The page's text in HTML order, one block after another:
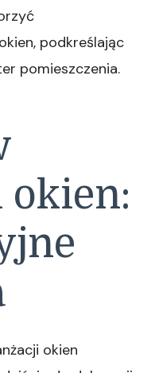
podkreślając
pomieszczenia.
okien:
okien